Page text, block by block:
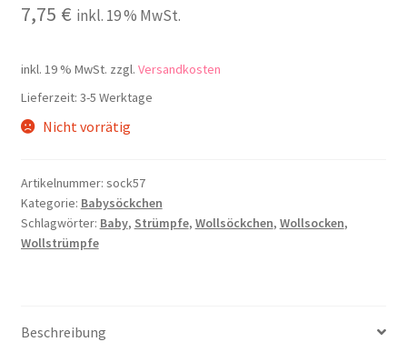
7,75 € inkl. 19 % MwSt.
inkl. 19 % MwSt. zzgl. Versandkosten
Lieferzeit: 3-5 Werktage
Nicht vorrätig
Artikelnummer: sock57
Kategorie: Babysöckchen
Schlagwörter: Baby, Strümpfe, Wollsöckchen, Wollsocken,
Wollstrümpfe
Beschreibung